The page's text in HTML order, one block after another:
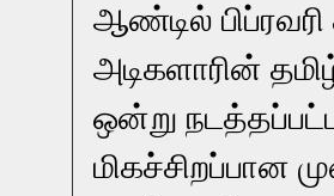
ஆண்டில்
அடிகளாரின்
ஒன்று
மிகச்சிறப்பான